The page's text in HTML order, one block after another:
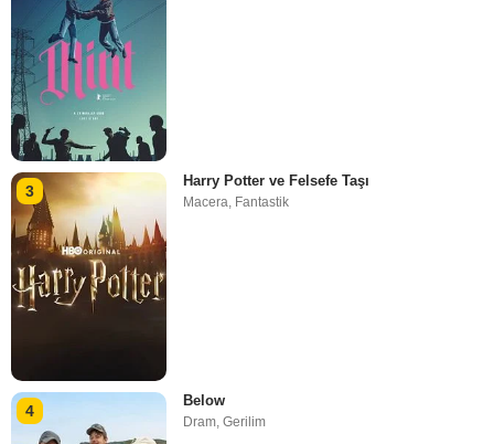
3
Harry Potter ve Felsefe Taşı
Macera, Fantastik
4
Below
Dram ,Gerilim